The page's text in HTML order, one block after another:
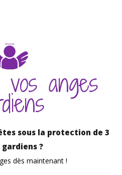
vos anges
sous la protection de 3
gardiens ?
dès maintenant !